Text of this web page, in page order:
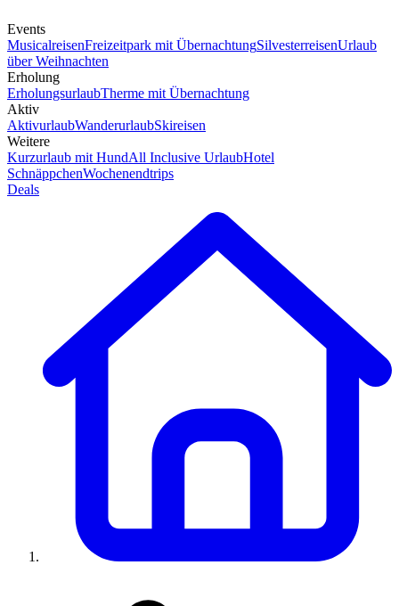
Events
MusicalreisenFreizeitpark mit ÜbernachtungSilvesterreisenUrlaub
über Weihnachten
Erholung
ErholungsurlaubTherme mit Übernachtung
Aktiv
AktivurlaubWanderurlaubSkireisen
Weitere
Kurzurlaub mit HundAll Inclusive UrlaubHotel
SchnäppchenWochenendtrips
Deals